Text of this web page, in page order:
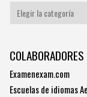
Categories
COLABORADORES
Examenexam.com
Escuelas de idiomas